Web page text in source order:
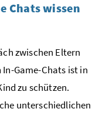
Chats wissen
zwischen Eltern
Game-Chats ist in
zu schützen.
unterschiedlichen